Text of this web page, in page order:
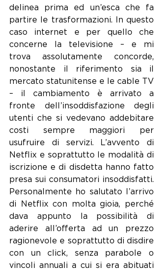
delinea prima ed un’esca che fa
partire le trasformazioni. In questo
caso internet e per quello che
concerne la televisione – e mi
trova assolutamente concorde,
nonostante il riferimento sia il
mercato statunitense e le cable TV
– il cambiamento è arrivato a
fronte dell’insoddisfazione degli
utenti che si vedevano addebitare
costi sempre maggiori per
usufruire di servizi. L’avvento di
Netflix e soprattutto le modalità di
iscrizione e di disdetta hanno fatto
presa sui consumatori insoddisfatti.
Personalmente ho salutato l’arrivo
di Netflix con molta gioia, perché
dava appunto la possibilità di
aderire all’offerta ad un prezzo
ragionevole e soprattutto di disdire
con un click, senza parabole o
vincoli annuali a cui si era abituati